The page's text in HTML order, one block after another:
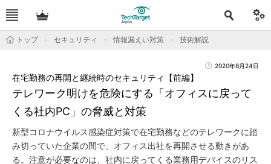
トップ セキュリティ 情報漏えい対策 技術解説
2020年8月24日
テレワーク明けを危険にする「オフィスに戻って
くる社内PC」の脅威と対策
在宅勤務の再開と継続時のセキュリティ【前編】
新型コロナウイルス感染症対策で在宅勤務などのテレワークに踏
み切っていた企業の間で、オフィス出社を再開させる動きがあ
る。注意が必要なのは、社内に戻ってくる業務用デバイスのリス